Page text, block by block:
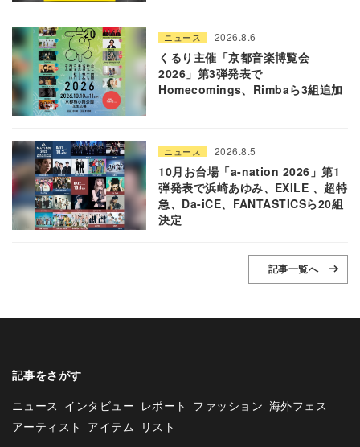
ニュース 2026.8.6
くるり主催「京都音楽博覧会
2026」第3弾発表で
Homecomings、Rimbaら3組追加
ニュース 2026.8.5
10月お台場「a-nation 2026」第1
弾発表で浜崎あゆみ、EXILE 、超特
急、Da-iCE、FANTASTICSら20組
決定
記事一覧へ
記事をさがす
ニュース インタビュー レポート ファッション 海外フェス
アーティスト アイテム リスト